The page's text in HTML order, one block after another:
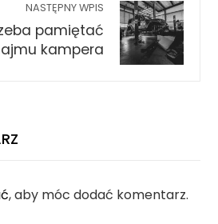
NASTĘPNY WPIS
pamiętać
kampera
, aby móc dodać komentarz.